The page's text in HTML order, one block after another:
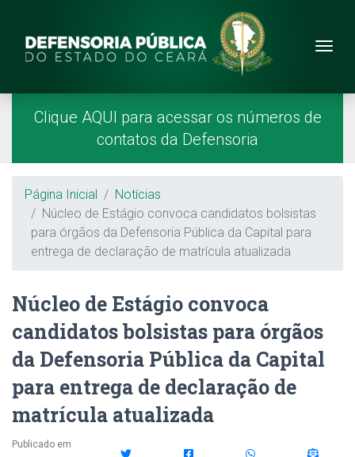
Site da Defensoria
Menu Principal
Página Inicial
Clique AQUI para acessar os números de
contatos da Defensoria
Breadcrumb
Página Inicial
Notícias
Núcleo de Estágio convoca candidatos bolsistas
para órgãos da Defensoria Pública da Capital para
entrega de declaração de matrícula atualizada
Núcleo de Estágio convoca
candidatos bolsistas para órgãos
da Defensoria Pública da Capital
para entrega de declaração de
matrícula atualizada
Publicado em